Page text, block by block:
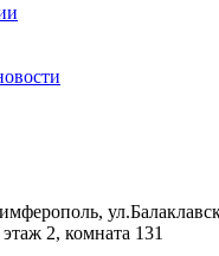
2, комната 131